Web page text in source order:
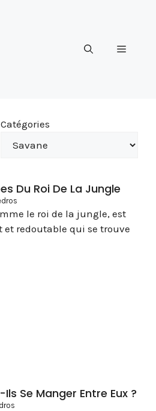
Menu
Catégories
Du Roi De La Jungle
le roi de la jungle, est
redoutable qui se trouve
Se Manger Entre Eux ?